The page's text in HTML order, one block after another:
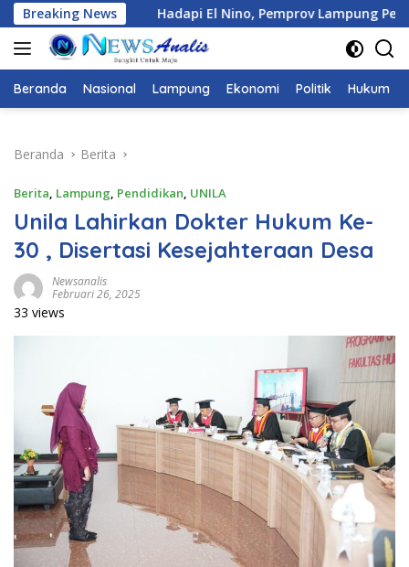
Langsung
ke
konten
Breaking News
Nino, Pemprov Lampung Petakan Kebutuhan Air di Berbagai
Beranda Nasional Lampung Ekonomi Politik Hukum
Beranda Berita
Berita, Lampung, Pendidikan, UNILA
Unila Lahirkan Dokter Hukum Ke-
30 , Disertasi Kesejahteraan Desa
Newsanalis
Februari 26, 2025
33 views